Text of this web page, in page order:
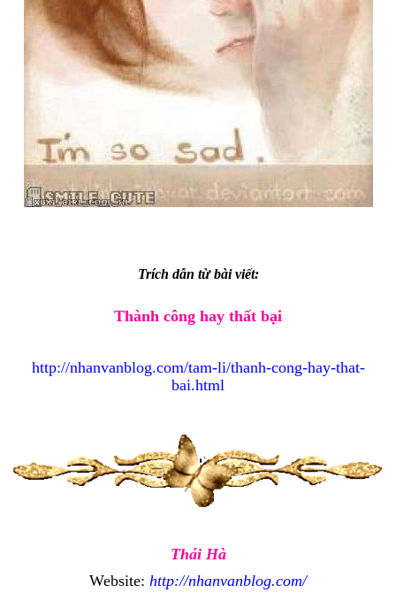
Trích dẫn từ bài viết:
Thành công hay thất bại
http://nhanvanblog.com/tam-li/thanh-cong-hay-that-
bai.html
Thái Hà
Website: http://nhanvanblog.com/